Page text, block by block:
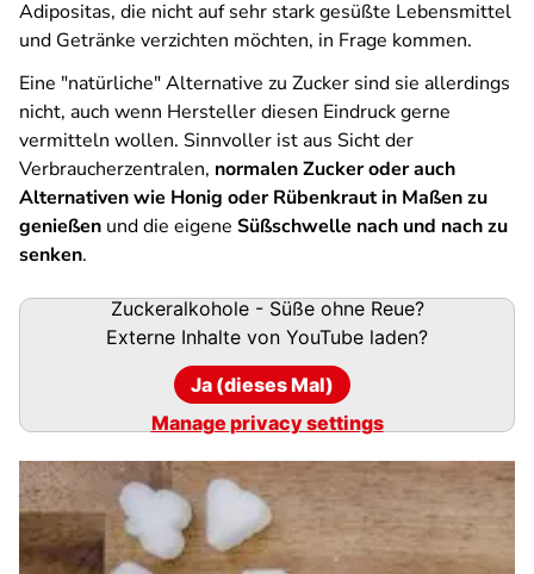
Adipositas, die nicht auf sehr stark gesüßte Lebensmittel
und Getränke verzichten möchten, in Frage kommen.
Eine "natürliche" Alternative zu Zucker sind sie allerdings
nicht, auch wenn Hersteller diesen Eindruck gerne
vermitteln wollen. Sinnvoller ist aus Sicht der
Verbraucherzentralen, normalen Zucker oder auch
Alternativen wie Honig oder Rübenkraut in Maßen zu
genießen und die eigene Süßschwelle nach und nach zu
senken.
Zuckeralkohole - Süße ohne Reue?
Externe Inhalte von YouTube laden?
Ja (dieses Mal)
Manage privacy settings